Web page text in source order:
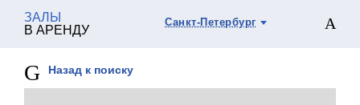
ЗАЛЫ
В АРЕНДУ
Санкт-Петербург
Назад к поиску